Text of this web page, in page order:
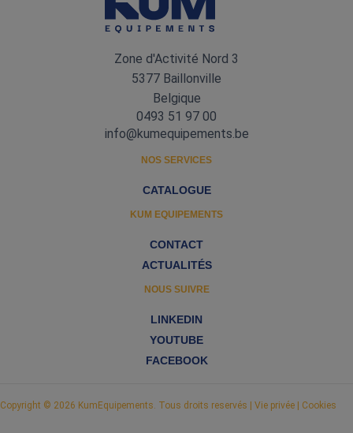
Zone d'Activité Nord 3
5377 Baillonville
Belgique
0493 51 97 00
info@kumequipements.be
NOS SERVICES
CATALOGUE
KUM EQUIPEMENTS
CONTACT
ACTUALITÉS
NOUS SUIVRE
LINKEDIN
YOUTUBE
FACEBOOK
Copyright © 2026 KumEquipements. Tous droits reservés | Vie privée Cookies